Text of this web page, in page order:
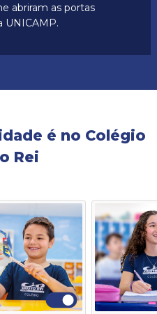
abriram as portas
UNICAMP.
é no Colégio
Rei